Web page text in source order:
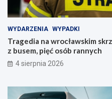
WYDARZENIA WYPADKI
Tragedia na wrocławskim
z busem, pięć osób rannych
4 sierpnia 2026